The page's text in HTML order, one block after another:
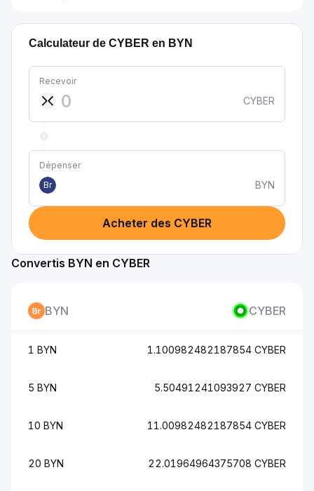
Calculateur de CYBER en BYN
Recevoir
CYBER
Dépenser
Br
BYN
Acheter des CYBER
Convertis BYN en CYBER
BYN CYBER
1 BYN 1.100982482187854 CYBER
5 BYN 5.50491241093927 CYBER
10 BYN 11.00982482187854 CYBER
20 BYN 22.01964964375708 CYBER